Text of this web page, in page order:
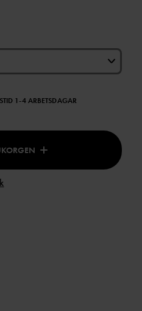
1-4 ARBETSDAGAR